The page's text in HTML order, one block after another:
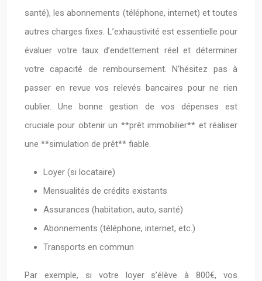
santé), les abonnements (téléphone, internet) et toutes
autres charges fixes. L’exhaustivité est essentielle pour
évaluer votre taux d’endettement réel et déterminer
votre capacité de remboursement. N’hésitez pas à
passer en revue vos relevés bancaires pour ne rien
oublier. Une bonne gestion de vos dépenses est
cruciale pour obtenir un **prêt immobilier** et réaliser
une **simulation de prêt** fiable.
Loyer (si locataire)
Mensualités de crédits existants
Assurances (habitation, auto, santé)
Abonnements (téléphone, internet, etc.)
Transports en commun
Par exemple, si votre loyer s’élève à 800€, vos